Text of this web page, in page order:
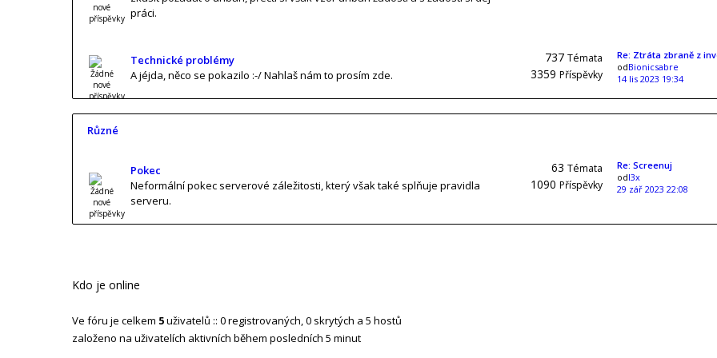
práci.
Technické problémy
A jéjda, něco se pokazilo :-/ Nahlaš nám to prosím zde.
737 Témata
3359 Příspěvky
Re: Ztráta zbraně z
odBionicsabre
14 lis 2023 19:34
Různé
Pokec
Neformální pokec serverové záležitosti, který však také splňuje pravidla
serveru.
63 Témata
1090 Příspěvky
Re: Screenuj
odl3x
29 zář 2023 22:08
Kdo je online
Ve fóru je celkem 5uživatelů :: 0 registrovaných, 0 skrytých a 5 hostů
založeno na uživatelích aktivních během posledních 5 minut